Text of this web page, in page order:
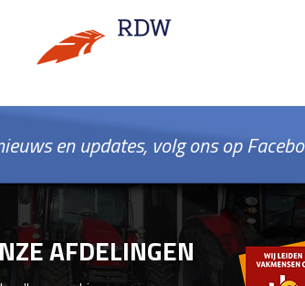
en updates, volg ons op
AFDELINGEN